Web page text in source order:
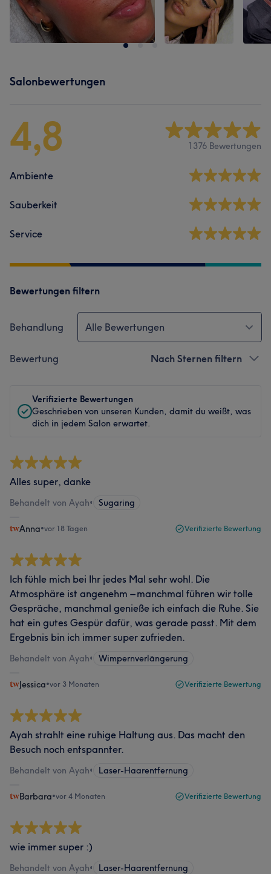
Salonbewertungen
4,8 1376 Bewertungen
Ambiente
Sauberkeit
Service
Bewertungen filtern
Behandlung Alle Bewertungen
Bewertung Nach Sternen filtern
Verifizierte Bewertungen
Geschrieben von unseren Kunden, damit du weißt, was
dich in jedem Salon erwartet.
Alles super, danke
Behandelt von Ayah• Sugaring
Anna•vor 18 Tagen Verifizierte Bewertung
Ich fühle mich bei Ihr jedes Mal sehr wohl. Die
Atmosphäre ist angenehm – manchmal führen wir tolle
Gespräche, manchmal genieße ich einfach die Ruhe. Sie
hat ein gutes Gespür dafür, was gerade passt. Mit dem
Ergebnis bin ich immer super zufrieden.
Behandelt von Ayah• Wimpernverlängerung
Jessica•vor 3 Monaten Verifizierte Bewertung
Ayah strahlt eine ruhige Haltung aus. Das macht den
Besuch noch entspannter.
Behandelt von Ayah• Laser-Haarentfernung
Barbara•vor 4 Monaten Verifizierte Bewertung
wie immer super :)
Behandelt von Ayah• Laser-Haarentfernung